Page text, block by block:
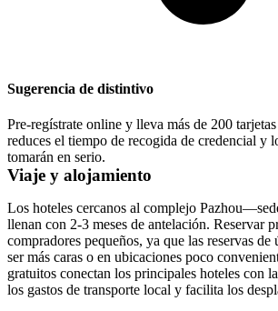
Sugerencia de distintivo
Pre-regístrate online y lleva más de 200
reduces el tiempo de recogida de credencial y
tomarán en serio.
Viaje y alojamiento
Los hoteles cercanos al complejo
llenan con 2-3 meses de antelación. Reservar
compradores pequeños, ya que las reservas
ser más caras o en ubicaciones poco
gratuitos conectan los principales hoteles con
los gastos de transporte local y facilita los